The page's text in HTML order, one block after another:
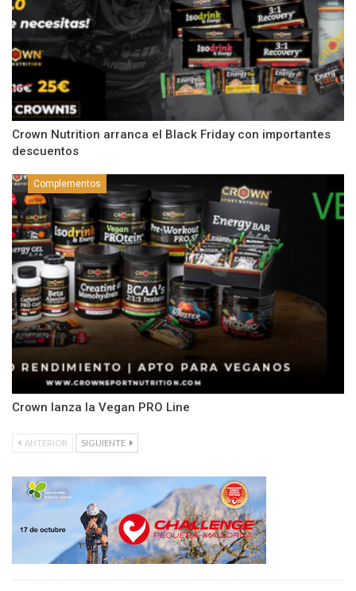
Crown Nutrition arranca el Black Friday con importantes
descuentos
Complementos
Crown lanza la Vegan PRO Line
ANTERIOR SIGUIENTE